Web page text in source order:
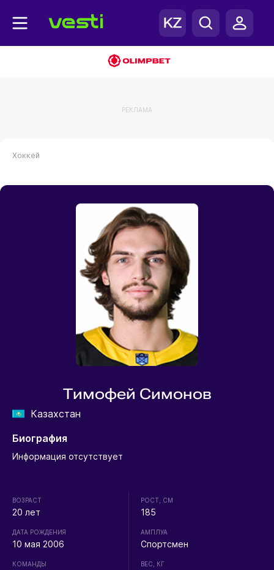
РЕКЛАМА
Хоккей
Тимофей Симонов
Казахстан
Биография
Информация отсутствует
ВОЗРАСТ
20 лет
ДАТА РОЖДЕНИЯ
10 мая 2006
КОМАНДЫ
РОСТ, СМ
185
АМПЛУА
Спортсмен
ВЕС, КГ